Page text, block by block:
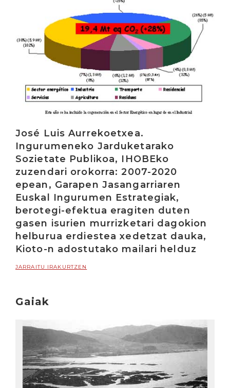
José Luis Aurrekoetxea.
Ingurumeneko Jarduketarako
Sozietate Publikoa, IHOBEko
zuzendari orokorra: 2007-2020
epean, Garapen Jasangarriaren
Euskal Ingurumen Estrategiak,
berotegi-efektua eragiten duten
gasen isurien murrizketari dagokion
helburua erdiestea xedetzat dauka,
Kioto-n adostutako mailari helduz
JARRAITU IRAKURTZEN
Gaiak